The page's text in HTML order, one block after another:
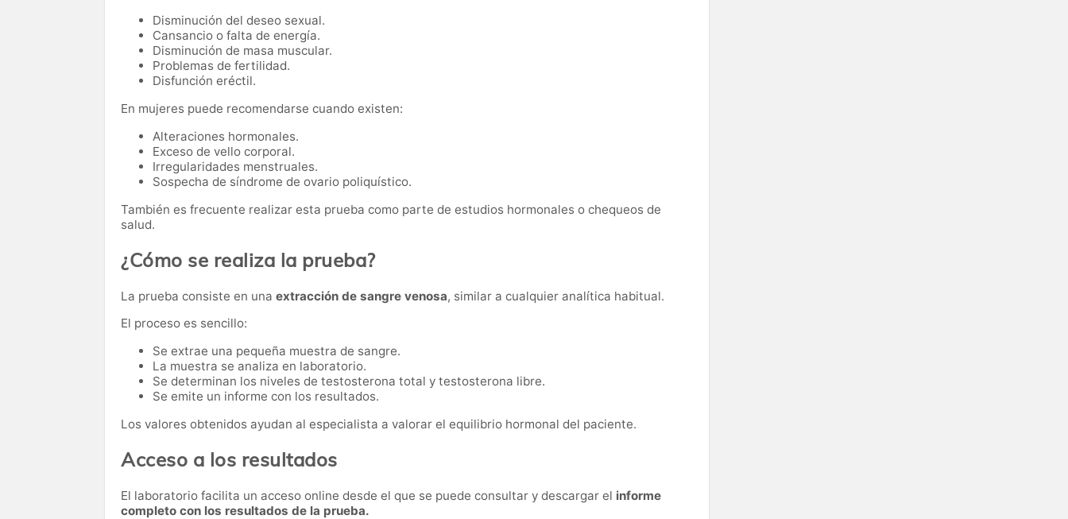
Disminución del deseo sexual.
Cansancio o falta de energía.
Disminución de masa muscular.
Problemas de fertilidad.
Disfunción eréctil.
En mujeres puede recomendarse cuando existen:
Alteraciones hormonales.
Exceso de vello corporal.
Irregularidades menstruales.
Sospecha de síndrome de ovario poliquístico.
También es frecuente realizar esta prueba como parte de estudios hormonales o chequeos de
salud.
¿Cómo se realiza la prueba?
La prueba consiste en una extracción de sangre venosa, similar a cualquier analítica habitual.
El proceso es sencillo:
Se extrae una pequeña muestra de sangre.
La muestra se analiza en laboratorio.
Se determinan los niveles de testosterona total y testosterona libre.
Se emite un informe con los resultados.
Los valores obtenidos ayudan al especialista a valorar el equilibrio hormonal del paciente.
Acceso a los resultados
El laboratorio facilita un acceso online desde el que se puede consultar y descargar el informe
completo con los resultados de la prueba.